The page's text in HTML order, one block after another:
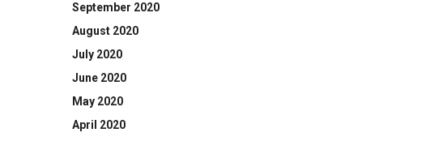
September 2020
August 2020
July 2020
June 2020
May 2020
April 2020